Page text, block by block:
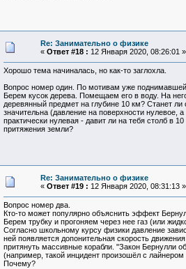
Re: Занимательно о физике
« Ответ #18 : 12 Января 2020, 08:26:01 »
Хорошо тема начиналась, но как-то заглохла.
Вопрос номер один. По мотивам уже
Берем кусок дерева. Помещаем его в воду. На
деревянный предмет на глубине 10 км? Станет
значительна (давление на поверхности нулевое,
практически нулевая - давит ли на тебя столб в
притяжения земли?
Re: Занимательно о физике
« Ответ #19 : 12 Января 2020, 08:31:13 »
Вопрос номер два.
Кто-то может популярно объяснить эффект
Берем трубку и прогоняем через нее газ (или
Согласно школьному курсу физики давление
ней появляется допонительная скорость
притянуть массивные корабли. "Закон Бернулли
(например, такой инцидент произошёл с
Почему?